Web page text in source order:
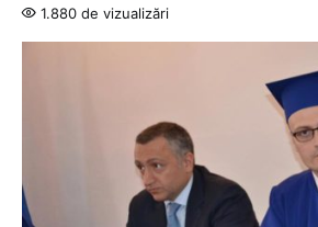
1.880 de vizualizări